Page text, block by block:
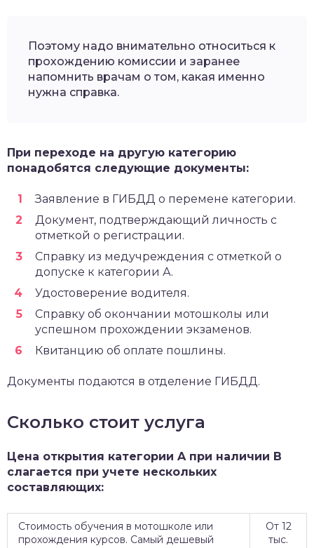
Поэтому надо внимательно относиться к
прохождению комиссии и заранее
напомнить врачам о том, какая именно
нужна справка.
При переходе на другую категорию
понадобятся следующие документы:
Заявление в ГИБДД о перемене категории.
Документ, подтверждающий личность с
отметкой о регистрации.
Справку из медучреждения с отметкой о
допуске к категории А.
Удостоверение водителя.
Справку об окончании мотошколы или
успешном прохождении экзаменов.
Квитанцию об оплате пошлины.
Документы подаются в отделение ГИБДД.
Сколько стоит услуга
Цена открытия категории A при наличии B
слагается при учете нескольких
составляющих:
Стоимость обучения в мотошколе или
прохождения курсов. Самый дешевый
От 12
тыс.